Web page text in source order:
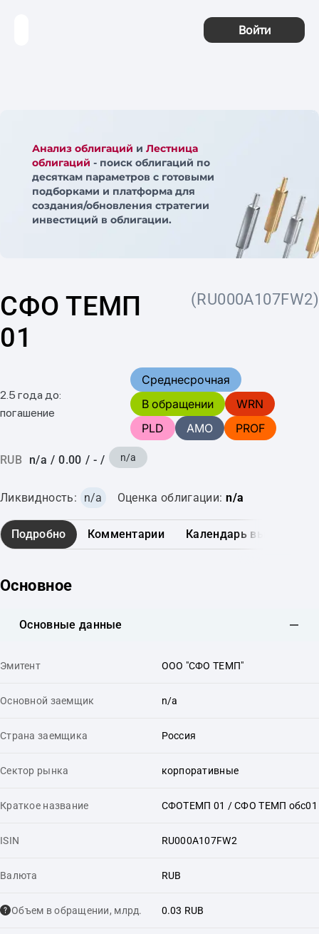
Войти
Анализ облигаций и Лестница
облигаций - поиск облигаций по
десяткам параметров с готовыми
подборками и платформа для
создания/обновления стратегии
инвестиций в облигации.
СФО ТЕМП
01
(RU000A107FW2)
2.5 года до:
погашение
Среднесрочная
В обращении
WRN
PLD
AMO PROF
RUB n/a / 0.00 / - / n/a
Ликвидность: n/a Оценка облигации: n/a
Подробно Комментарии Календарь выплат
Основное
Основные данные
Эмитент ООО "СФО ТЕМП"
Основной заемщик n/a
Страна заемщика Россия
Сектор рынка корпоративные
Краткое название СФОТЕМП 01 / СФО ТЕМП обс01
ISIN RU000A107FW2
Валюта RUB
Объем в обращении, млрд. 0.03 RUB